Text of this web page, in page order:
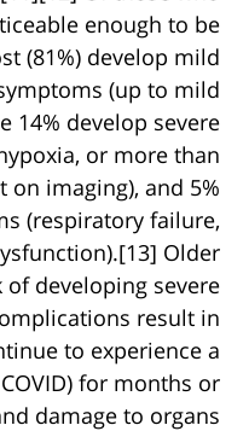
enough to be
(81%) develop mild
(up to mild
14% develop severe
or more than
on imaging), and 5%
(respiratory failure,
Older
developing severe
result in
to experience a
for months or
damage to organs